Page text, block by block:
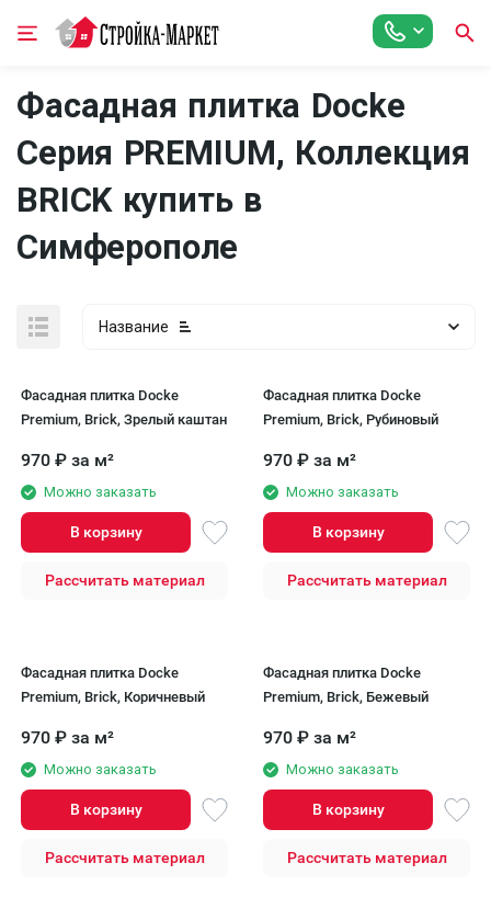
Фасадная плитка Docke
Серия PREMIUM, Коллекция
BRICK купить в
Симферополe
Название
Фасадная плитка Docke
Premium, Brick, Зрелый каштан
970 ₽ за м²
Можно заказать
В корзину
Рассчитать материал
Фасадная плитка Docke
Premium, Brick, Рубиновый
970 ₽ за м²
Можно заказать
В корзину
Рассчитать материал
Фасадная плитка Docke
Premium, Brick, Коричневый
970 ₽ за м²
Можно заказать
В корзину
Рассчитать материал
Фасадная плитка Docke
Premium, Brick, Бежевый
970 ₽ за м²
Можно заказать
В корзину
Рассчитать материал